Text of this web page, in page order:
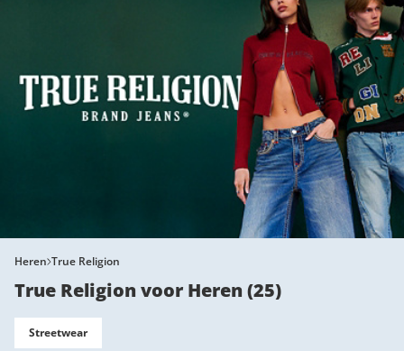
Heren True Religion
True Religion voor Heren(25)
Streetwear